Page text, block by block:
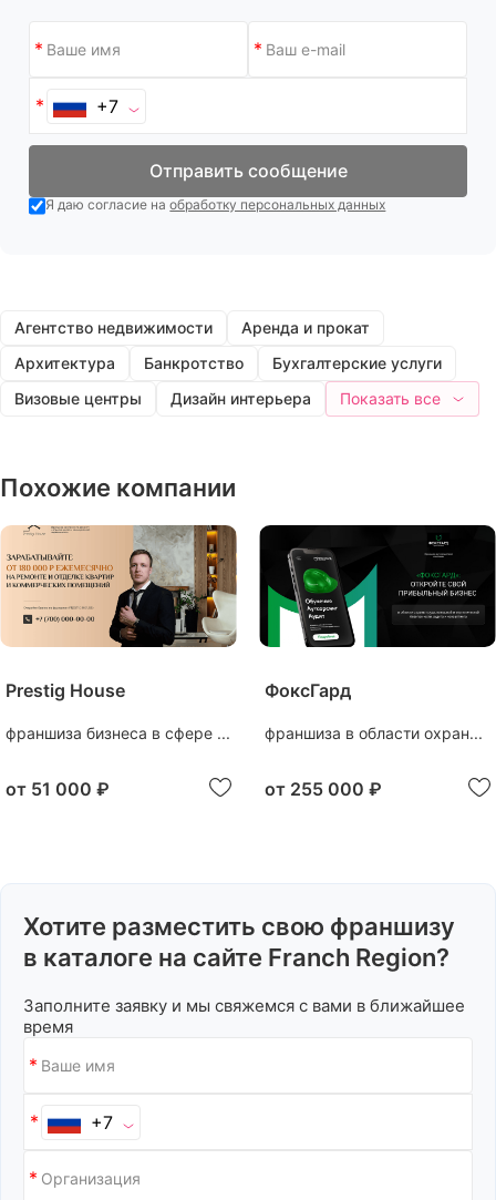
+7
Отправить сообщение
Я даю согласие наобработку персональных данных
Агентство недвижимости
Аренда и прокат
Архитектура
Банкротство
Бухгалтерские услуги
Визовые центры
Дизайн интерьера Показать все
Похожие компании
Prestig House
франшиза бизнеса в сфере ...
от 51 000 ₽
ФоксГард
франшиза в области охран...
от 255 000 ₽
Хотите разместить свою франшизу
в каталоге на сайте Franch Region?
Заполните заявку и мы свяжемся с вами в ближайшее
время
+7